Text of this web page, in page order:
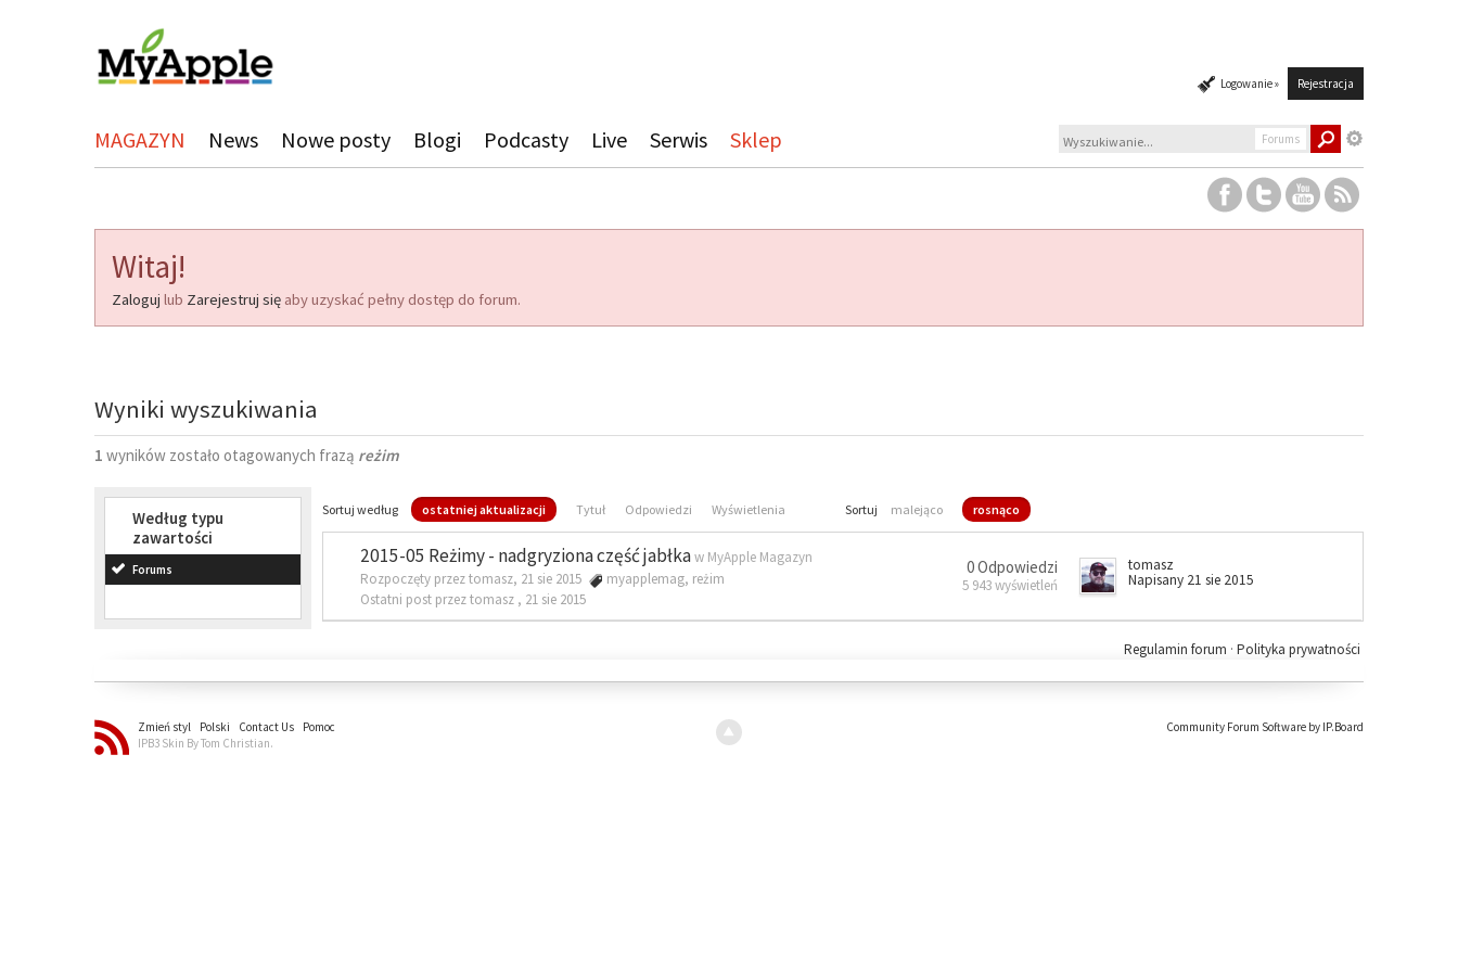
Logowanie » Rejestracja
MAGAZYN News Nowe posty Blogi Podcasty Live Serwis Sklep Forums
Witaj!
Zaloguj lub Zarejestruj się aby uzyskać pełny dostęp do forum.
Wyniki wyszukiwania
1 wyników zostało otagowanych frazą reżim
Według typu
zawartości
Forums
Sortuj według ostatniej aktualizacji Tytuł Odpowiedzi Wyświetlenia Sortuj malejąco rosnąco
2015-05 Reżimy - nadgryziona część jabłkaw MyApple Magazyn
Rozpoczęty przez tomasz, 21 sie 2015
myapplemag, reżim
Ostatni post przez tomasz , 21 sie 2015
0 Odpowiedzi
5 943 wyświetleń
tomasz
Napisany 21 sie 2015
Polityka prywatności
Regulamin forum ·
Zmień styl Polski Contact Us
Pomoc
IPB3 Skin By Tom Christian.
Community Forum Software by IP.Board